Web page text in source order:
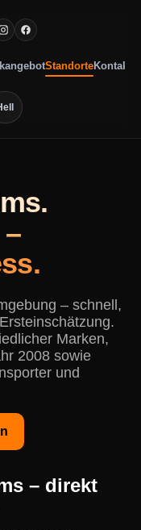
StandorteKontakt
– schnell,
Marken,
2008 sowie
und
– direkt